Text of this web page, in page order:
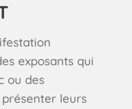
exposants qui
ou des
leurs